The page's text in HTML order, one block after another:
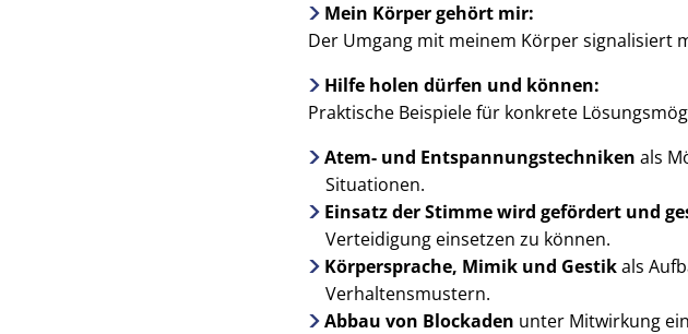
Mein Körper gehört mir:
Der Umgang mit meinem Körper signalisiert
Hilfe holen dürfen und können:
Praktische Beispiele für konkrete
Atem- und Entspannungstechniken als
Situationen.
Einsatz der Stimme wird gefördert und
Verteidigung einsetzen zu können.
Körpersprache, Mimik und Gestikals
Verhaltensmustern.
Abbau von Blockaden unter Mitwirkung